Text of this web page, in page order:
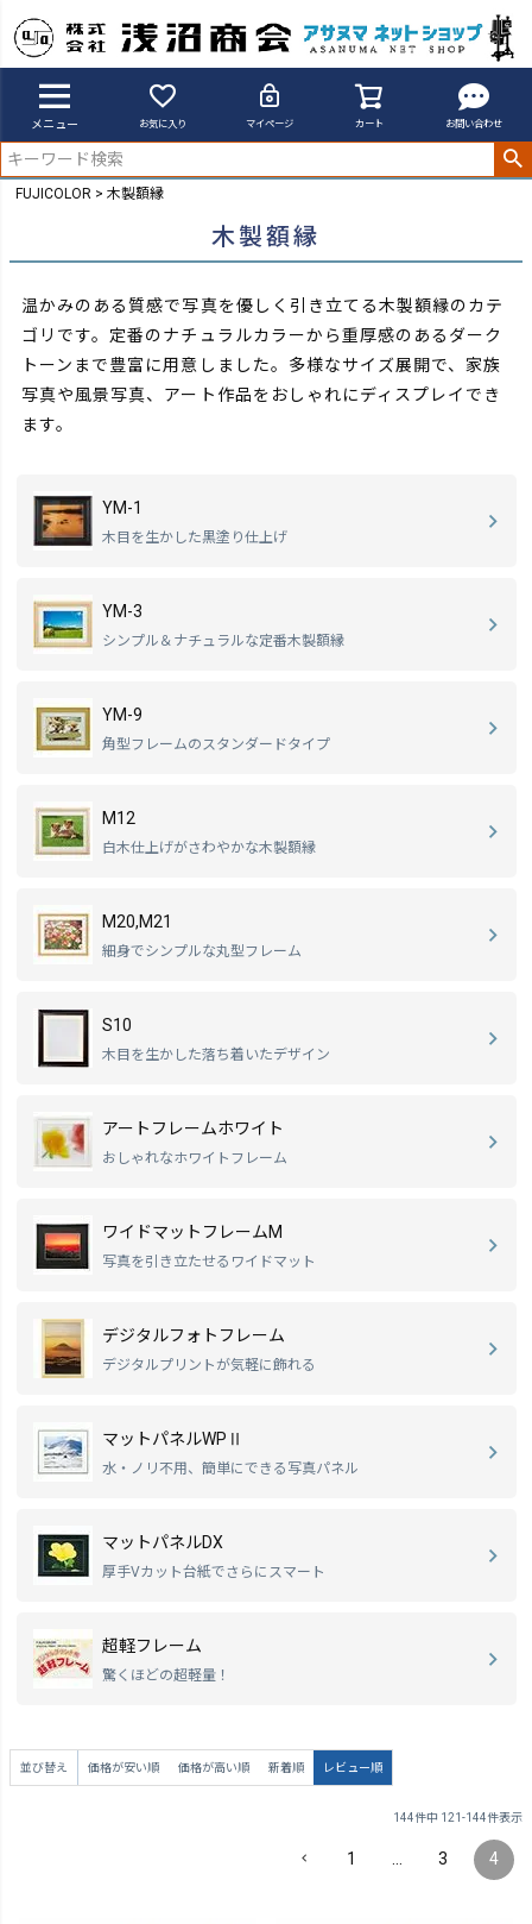
メニュー お気に入り マイページ カート お問い合わせ
FUJICOLOR 木製額縁
木製額縁
温かみのある質感で写真を優しく引き立てる木製額縁のカテ
ゴリです。定番のナチュラルカラーから重厚感のあるダーク
トーンまで豊富に用意しました。 多様なサイズ展開で、家族
写真や風景写真、アート作品をおしゃれにディスプレイでき
ます。
YM-1
木目を生かした黒塗り仕上げ
YM-3
シンプル＆ナチュラルな定番木製額縁
YM-9
角型フレームのスタンダードタイプ
M12
白木仕上げがさわやかな木製額縁
M20,M21
細身でシンプルな丸型フレーム
S10
木目を生かした落ち着いたデザイン
アートフレームホワイト
おしゃれなホワイトフレーム
ワイドマットフレームM
写真を引き立たせるワイドマット
デジタルフォトフレーム
デジタルプリントが気軽に飾れる
マットパネルWPⅡ
水・ノリ不用、簡単にできる写真パネル
マットパネルDX
厚手Vカット台紙でさらにスマート
超軽フレーム
驚くほどの超軽量！
並び替え 価格が安い順 価格が高い順 新着順 レビュー順
144件中 121 -144件表示
1 3 4